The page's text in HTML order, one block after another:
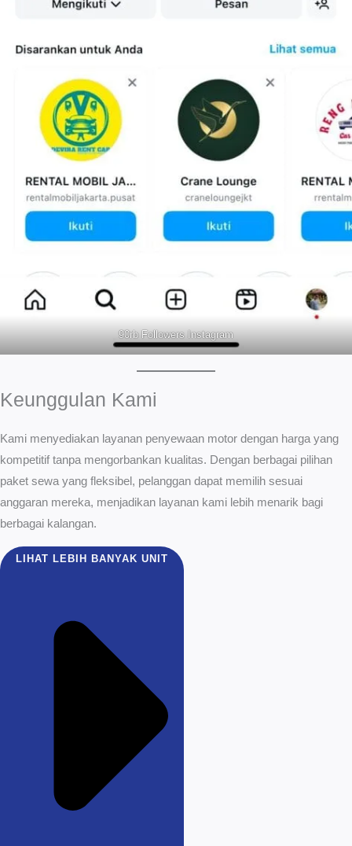
90rb Followers Instagram
Keunggulan Kami
Kami menyediakan layanan penyewaan motor dengan harga yang
kompetitif tanpa mengorbankan kualitas. Dengan berbagai pilihan
paket sewa yang fleksibel, pelanggan dapat memilih sesuai
anggaran mereka, menjadikan layanan kami lebih menarik bagi
berbagai kalangan.
LIHAT LEBIH BANYAK UNIT